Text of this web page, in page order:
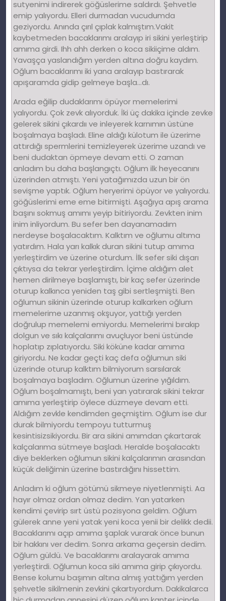
sutyenimi indirerek göğüslerime saldırdı. Şehvetle
emip yalıyordu. Elleri durmadan vucudumda
geziyordu. Anında çırıl çıplak kalmıştım.Vakit
kaybetmeden bacaklarımı aralayıp iri sikini yerleştirip
amıma girdi. Ihh ahh derken o koca sikiiçime aldım.
Yavaşça yaslandığım yerden altına doğru kaydım.
Oğlum bacaklarımı iki yana aralayıp bastırarak
apışaramda gidip gelmeye başla…dı.
Arada eğilip dudaklarımı öpüyor memelerimi
yalıyordu. Çok zevk alıyorduk. İki üç dakika içinde zevke
gelerek sikini çıkardıı ve inleyerek karnımın üstüne
boşalmaya başladı. Eline aldığı külotum ile üzerime
attırdığı spermlerini temizleyerek üzerime uzandı ve
beni dudaktan öpmeye devam etti. O zaman
anladım bu daha başlangıçtı. Oğlum ilk heyecanını
üzerinden atmıştı. Yeni yatağımızda uzun bir ön
sevişme yaptık. Oğlum heryerimi öpüyor ve yalıyordu.
göğüslerimi eme eme bitirmişti. Aşağıya apış arama
başını sokmuş amımı yeyip bitiriyordu. Zevkten inim
inim inliyordum. Bu sefer ben dayanamadım
nerdeyse boşalacaktım. Kalktım ve oğlumu altıma
yatırdım. Hala yarı kalkık duran sikini tutup amıma
yerleştirdim ve üzerine oturdum. İlk sefer siki dışarı
çıktıysa da tekrar yerleştirdim. İçime aldığım alet
hemen dirilmeye başlamıştı, bir kaç sefer üzerinde
oturup kalkınca yeniden taş gibi sertleşmişti. Ben
oğlumun sikinin üzerinde oturup kalkarken oğlum
memelerime uzanmış okşuyor, yattığı yerden
doğrulup memelemi emiyordu. Memelerimi bırakıp
dolgun ve sıkı kalçalarımı avuçluyor beni üstünde
hoplatıp zıplatıyordu. Siki köküne kadar amıma
giriyordu. Ne kadar geçti kaç defa oğlumun siki
üzerinde oturup kalktım bilmiyorum sarsılarak
boşalmaya başladım. Oğlumun üzerine yığıldım.
Oğlum boşalmamıştı, beni yan yatırarak sikini tekrar
amıma yerleştirip öylece düzmeye devam etti.
Aldığım zevkle kendimden geçmiştim. Oğlum ise dur
durak bilmiyordu tempoyu tutturmuş
kesintisizsikiyordu. Bir ara sikini amımdan çıkartarak
kalçalarıma sütmeye başladı. Heralde boşalacaktı
diye beklerken oğlumun sikini kalçalarımın arasından
küçük deliğimin üzerine bastırdığını hissettim.
Anladım ki oğlum götümü sikmeye niyetlenmişti. Aa
hayır olmaz ordan olmaz dedim. Yan yatarken
kendimi çevirip sırt üstü pozisyona geldim. Oğlum
gülerek anne yeni yatak yeni koca yenii bir delikk dedii.
Bacaklarımı açıp amıma şaplak vurarak önce bunun
bir hakkını ver dedim. Sonra arkama geçersin dedim.
Oğlum güldü. Ve bacaklarımı aralayarak amıma
yerleştirdi. Oğlumun koca siki amıma girip çıkıyordu.
Bense kolumu başımın altına almış yattığım yerden
şehvetle sikilmenin zevkini çıkartıyordum. Dakikalarca